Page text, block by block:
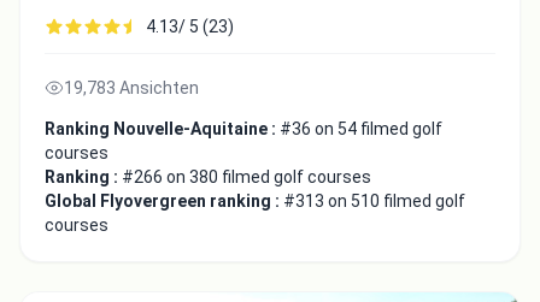
4.13/ 5 (23)
19,783 Ansichten
Ranking Nouvelle-Aquitaine : #36 on 54 filmed golf
courses
Ranking : #266 on 380 filmed golf courses
Global Flyovergreen ranking : #313 on 510 filmed golf
courses